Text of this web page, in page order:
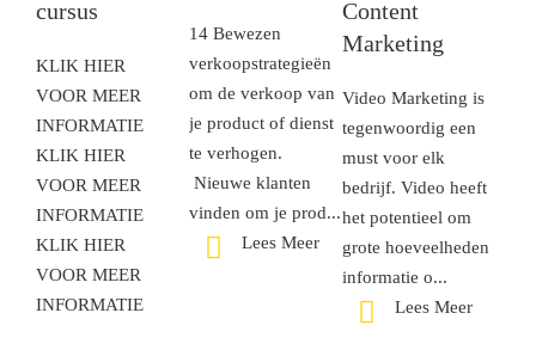
cursus
KLIK HIER
VOOR MEER
INFORMATIE
KLIK HIER
VOOR MEER
INFORMATIE
KLIK HIER
VOOR MEER
INFORMATIE
14 Bewezen
verkoopstrategieën
om de verkoop van
je product of dienst
te verhogen.
Nieuwe klanten
vinden om je prod...
Lees Meer
Content
Marketing
Video Marketing is
tegenwoordig een
must voor elk
bedrijf. Video heeft
het potentieel om
grote hoeveelheden
informatie o...
Lees Meer